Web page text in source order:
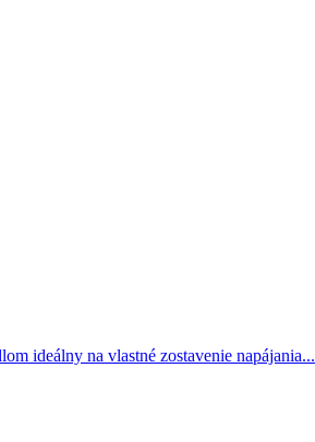
ideálny na vlastné zostavenie napájania...